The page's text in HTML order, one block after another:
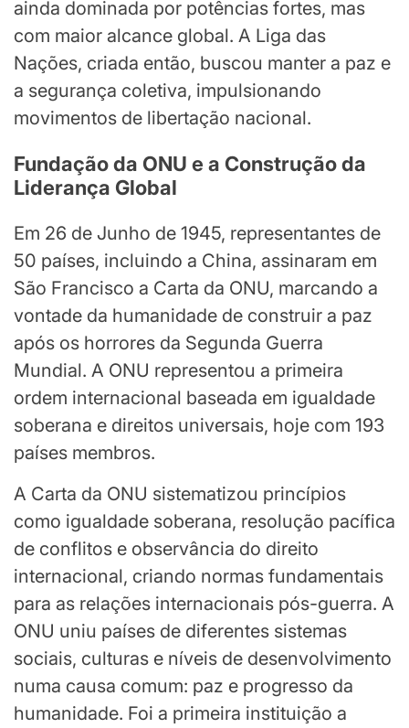
ainda dominada por potências fortes, mas
com maior alcance global. A Liga das
Nações, criada então, buscou manter a paz e
a segurança coletiva, impulsionando
movimentos de libertação nacional.
Fundação da ONU e a Construção da
Liderança Global
Em 26 de Junho de 1945, representantes de
50 países, incluindo a China, assinaram em
São Francisco a Carta da ONU, marcando a
vontade da humanidade de construir a paz
após os horrores da Segunda Guerra
Mundial. A ONU representou a primeira
ordem internacional baseada em igualdade
soberana e direitos universais, hoje com 193
países membros.
A Carta da ONU sistematizou princípios
como igualdade soberana, resolução pacífica
de conflitos e observância do direito
internacional, criando normas fundamentais
para as relações internacionais pós-guerra. A
ONU uniu países de diferentes sistemas
sociais, culturas e níveis de desenvolvimento
numa causa comum: paz e progresso da
humanidade. Foi a primeira instituição a